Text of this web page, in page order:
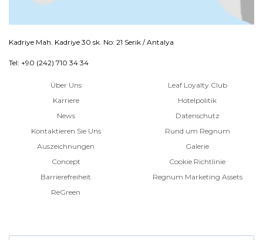
Kadriye Mah. Kadriye 30 sk. No: 21 Serik / Antalya
Tel: +90 (242) 710 34 34
Über Uns
Karriere
News
Kontaktieren Sie Uns
Auszeichnungen
Concept
Barrierefreiheit
ReGreen
Leaf Loyalty Club
Hotelpolitik
Datenschutz
Rund um Regnum
Galerie
Cookie Richtlinie
Regnum Marketing Assets